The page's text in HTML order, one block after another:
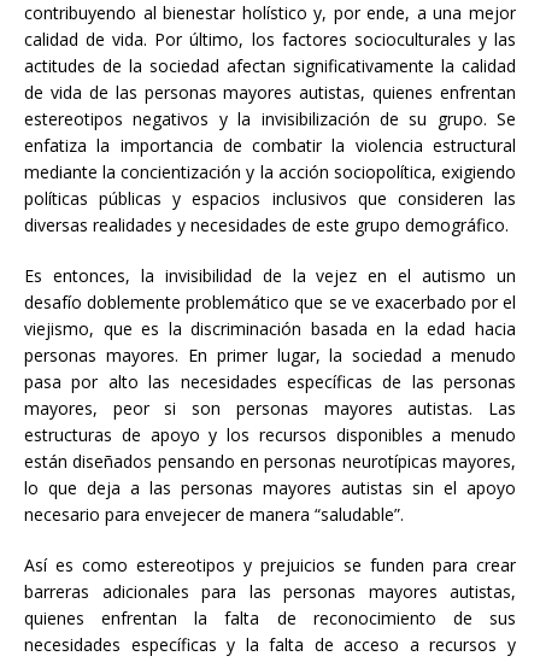
contribuyendo al bienestar holístico y, por ende, a una mejor
calidad de vida. Por último, los factores socioculturales y las
actitudes de la sociedad afectan significativamente la calidad
de vida de las personas mayores autistas, quienes enfrentan
estereotipos negativos y la invisibilización de su grupo. Se
enfatiza la importancia de combatir la violencia estructural
mediante la concientización y la acción sociopolítica, exigiendo
políticas públicas y espacios inclusivos que consideren las
diversas realidades y necesidades de este grupo demográfico.
Es entonces, la invisibilidad de la vejez en el autismo un
desafío doblemente problemático que se ve exacerbado por el
viejismo, que es la discriminación basada en la edad hacia
personas mayores. En primer lugar, la sociedad a menudo
pasa por alto las necesidades específicas de las personas
mayores, peor si son personas mayores autistas. Las
estructuras de apoyo y los recursos disponibles a menudo
están diseñados pensando en personas neurotípicas mayores,
lo que deja a las personas mayores autistas sin el apoyo
necesario para envejecer de manera “saludable”.
Así es como estereotipos y prejuicios se funden para crear
barreras adicionales para las personas mayores autistas,
quienes enfrentan la falta de reconocimiento de sus
necesidades específicas y la falta de acceso a recursos y